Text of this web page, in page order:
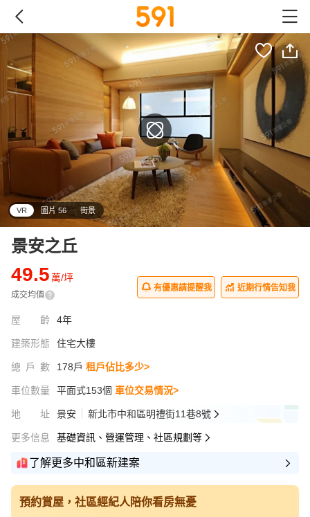
VR 圖片 56 街景
景安之丘
49.5萬/坪
成交均價
有優惠請提醒我 近期行情告知我
屋齡 4年
建築形態 住宅大樓
總戶數 178戶 租戶佔比多少>
車位數量 平面式153個 車位交易情況>
地址 景安 新北市中和區明禮街11巷8號
更多信息 基礎資訊、營運管理、社區規劃等
了解更多中和區新建案
預約賞屋，社區經紀人陪你看房無憂